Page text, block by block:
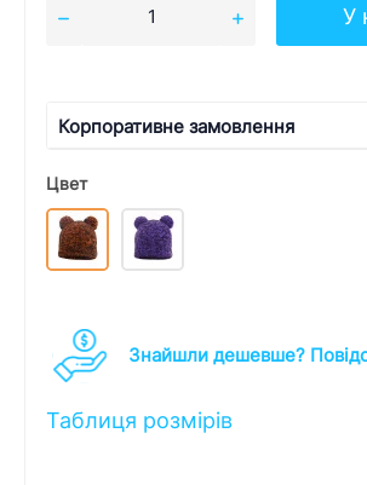
У
Корпоративне замовлення
Цвет
Знайшли дешевше?
Таблиця розмірів